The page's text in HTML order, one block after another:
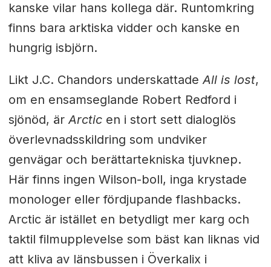
kanske vilar hans kollega där. Runtomkring
finns bara arktiska vidder och kanske en
hungrig isbjörn.
Likt J.C. Chandors underskattadeAll is lost,
om en ensamseglande Robert Redford i
sjönöd, ärArctic en i stort sett dialoglös
överlevnadsskildring som undviker
genvägar och berättartekniska tjuvknep.
Här finns ingen Wilson-boll, inga krystade
monologer eller fördjupande flashbacks.
Arctic är istället en betydligt mer karg och
taktil filmupplevelse som bäst kan liknas vid
att kliva av länsbussen i Överkalix i